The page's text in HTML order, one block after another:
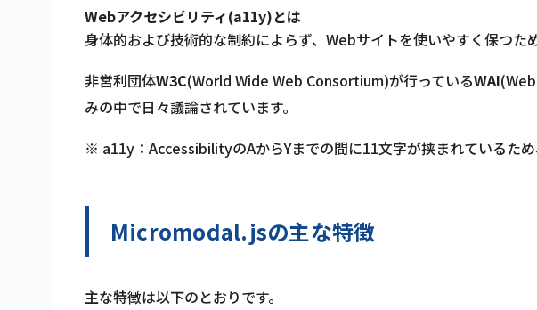
Webアクセシビリティ(a11y)とは
身体的および技術的な制約によらず、Webサイトを使いやすく保つた
非営利団体W3C(World Wide Web Consortium)が行っているWAI
みの中で日々議論されています。
※ a11y：AccessibilityのAからYまでの間に11文字が挟まれているため
Micromodal.jsの主な特徴
主な特徴は以下のとおりです。